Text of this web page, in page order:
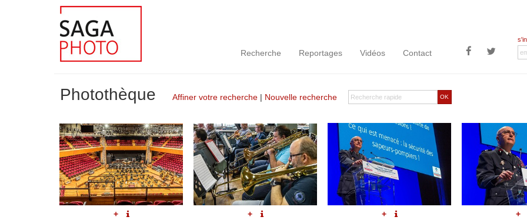
Recherche Reportages Vidéos Contact
OK
Photothèque Affiner votre recherche | Nouvelle recherche
+ + + +